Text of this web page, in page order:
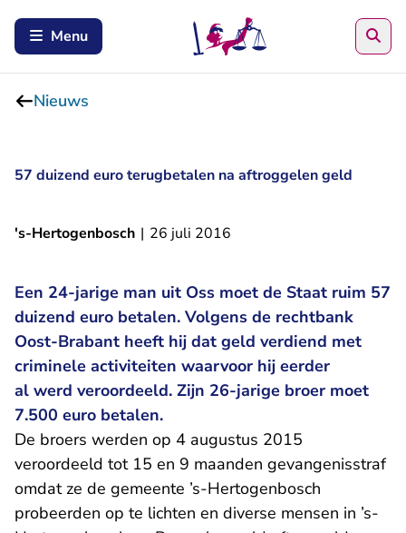
Menu
Nieuws
57 duizend euro terugbetalen na aftroggelen geld
's-Hertogenbosch | 26 juli 2016
Een 24-jarige man uit Oss moet de Staat ruim 57
duizend euro betalen. Volgens de rechtbank
Oost-Brabant heeft hij dat geld verdiend met
criminele activiteiten waarvoor hij eerder
al werd veroordeeld. Zijn 26-jarige broer moet
7.500 euro betalen.
De broers werden op 4 augustus 2015
veroordeeld tot 15 en 9 maanden gevangenisstraf
omdat ze de gemeente ’s-Hertogenbosch
probeerden op te lichten en diverse mensen in ’s-